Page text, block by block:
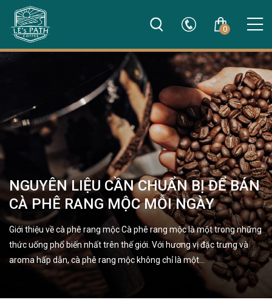
0
NGUYÊN LIỆU CẦN CHUẨN BỊ ĐỂ BÁN
CÀ PHÊ RANG MỘC MỖI NGÀY
Giới thiệu về cà phê rang mộc Cà phê rang mộc là một trong những
thức uống phổ biến nhất trên thế giới. Với hương vị đặc trưng và
aroma hấp dẫn, cà phê rang mộc không chỉ là một…